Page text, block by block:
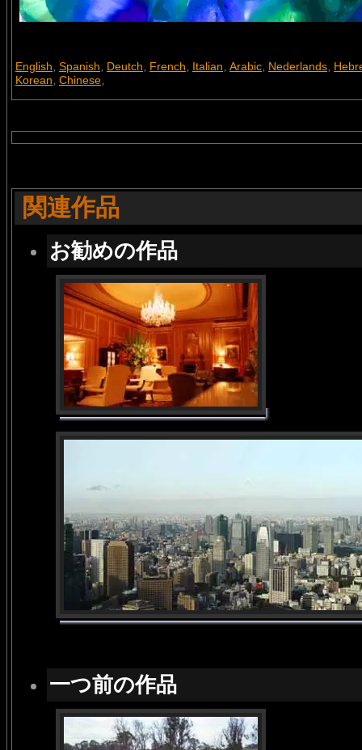
English, Spanish, Deutch, French, Italian, Arabic, Nederlands,
Korean, Chinese,
関連作品
お勧めの作品
一つ前の作品